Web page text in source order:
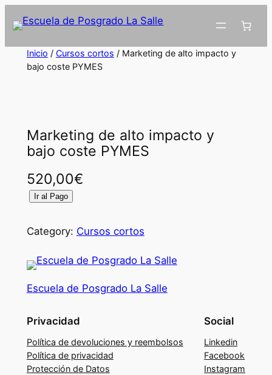
Inicio / Cursos cortos / Marketing de alto impacto y
bajo coste PYMES
Marketing de alto impacto y
bajo coste PYMES
520,00€
M
r
e
i
g
d
e
a
Ir al Pago
Category: Cursos cortos
Escuela de Posgrado La Salle
Privacidad
Política de devoluciones y reembolsos
Política de privacidad
Protección de Datos
Social
Linkedin
Facebook
Instagram